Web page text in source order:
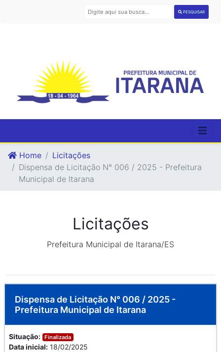
PESQUISAR
Home
Licitações
Dispensa de Licitação N° 006 / 2025 - Prefeitura
Municipal de Itarana
Licitações
Prefeitura Municipal de Itarana/ES
Dispensa de Licitação N° 006 / 2025 -
Prefeitura Municipal de Itarana
Situação: Finalizada
Data inicial: 18/02/2025